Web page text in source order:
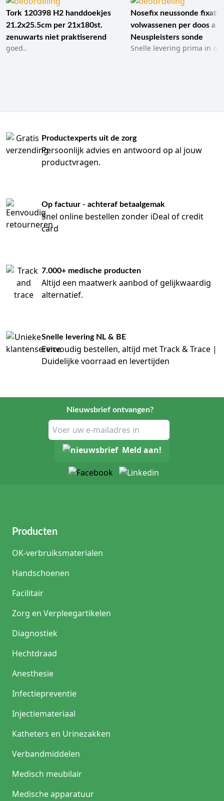
Tork 120398 H2 handdoekjes
21.2x25.5cm per 21x180st.
zenuwarts niet praktiserend
goed..
Nosefix neussonde
volwassenen per doos a
Neuspleisters sonde
Snelle levering prima in
Productexperts uit de zorg
Persoonlijk advies en antwoord op al jouw
productvragen.
Op factuur - achteraf betaalgemak
Snel online bestellen zonder iDeal of credit
card
7.000+ medische producten
Altijd een maatwerk aanbod of gelijkwaardig
alternatief.
Snelle levering NL & BE
Eenvoudig bestellen, altijd met Track & Trace |
Duidelijke voorraad en levertijden
Nieuwsbrief ontvangen?
Meld aan!
Producten
OK-verbruiksmaterialen
Handschoenen
Facilitair
Zorg en Verpleegartikelen
Diagnostiek
Hechtdraad
Anesthesie
Infectiepreventie
Injectiemateriaal
Katheters en Urinezakken
Verbandmiddelen
Medisch meubilair
Medische apparatuur